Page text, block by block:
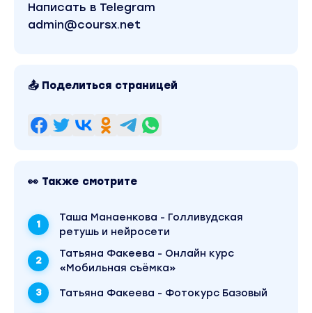
Написать в Telegram
admin@coursx.net
📤 Поделиться страницей
👀 Также смотрите
Таша Манаенкова - Голливудская
ретушь и нейросети
Татьяна Факеева - Онлайн курс
«Мобильная съёмка»
Татьяна Факеева - Фотокурс Базовый